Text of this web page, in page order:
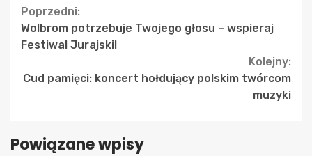
Continue
Reading
Poprzedni:
Wolbrom potrzebuje Twojego głosu – wspieraj
Festiwal Jurajski!
Kolejny:
Cud pamięci: koncert hołdujący polskim twórcom
muzyki
Powiązane wpisy